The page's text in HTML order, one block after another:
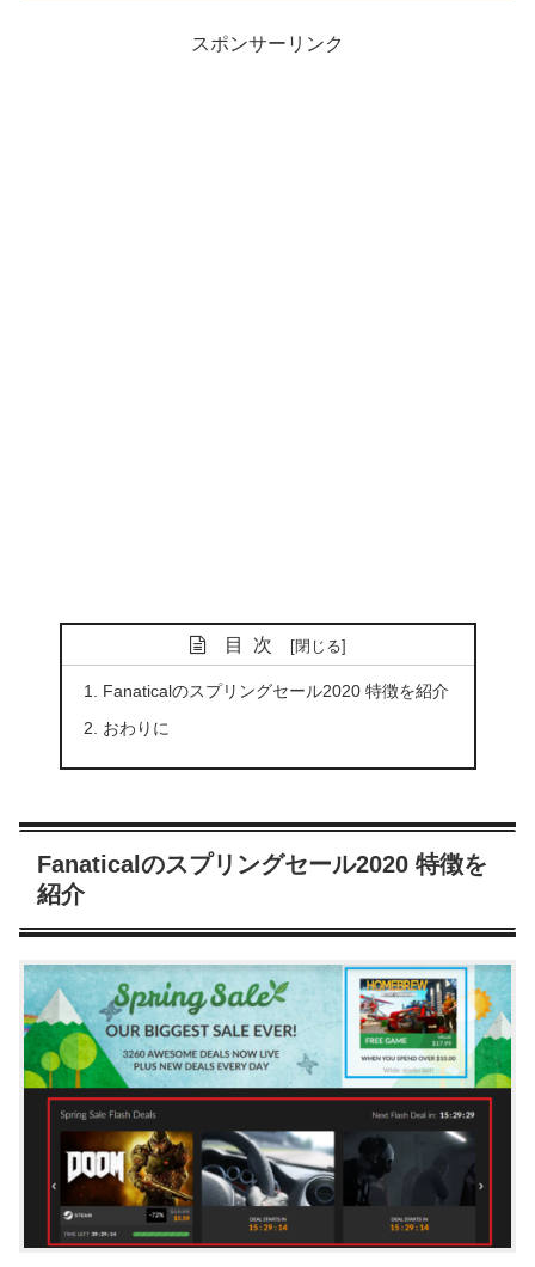
スポンサーリンク
目次
Fanaticalのスプリングセール2020 特徴を紹介
おわりに
Fanaticalのスプリングセール2020 特徴を
紹介